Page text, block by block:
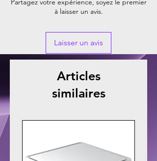
Partagez votre expérience, soyez le premier
à laisser un avis.
Laisser un avis
Articles
similaires